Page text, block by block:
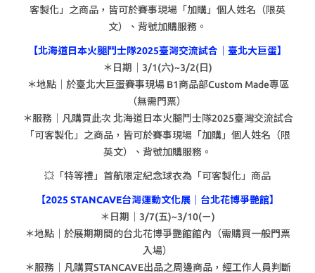
客製化」之商品，皆可於賽事現場「加購」個人姓名（限英
文）、背號加購服務。
【北海道日本火腿鬥士隊2025臺灣交流試合｜臺北大巨蛋】
＊日期｜3/1(六)~3/2(日)
＊地點｜於臺北大巨蛋賽事現場 B1商品部Custom Made專區
（無需門票）
＊服務｜凡購買此次 北海道日本火腿鬥士隊2025臺灣交流試合
「可客製化」之商品，皆可於賽事現場「加購」個人姓名（限
英文）、背號加購服務。
💥「特等禮」首航限定紀念球衣為「可客製化」商品
【2025 STANCAVE台灣運動文化展｜台北花博爭艷館】
＊日期｜3/7(五)~3/10(ㄧ)
＊地點｜於展期期間的台北花博爭艷館館內（需購買一般門票
入場）
＊服務｜凡購買STANCAVE出品之周邊商品，經工作人員判斷